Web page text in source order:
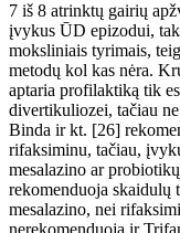
7 iš 8 atrinktų gairių
įvykus ŪD epizodui,
moksliniais tyrimais,
metodų kol kas nėra.
aptaria profilaktiką tik
divertikuliozei, tačiau
Binda ir kt. [26]
rifaksiminu, tačiau,
mesalazino ar
rekomenduoja skaidulų
mesalazino, nei